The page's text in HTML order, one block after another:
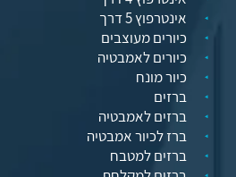
אינטרפוץ 5 דרך
כיורים מעוצבים
כיורים לאמבטיה
כיור מונח
ברזים
ברזים לאמבטיה
ברז לכיור אמבטיה
ברזים למטבח